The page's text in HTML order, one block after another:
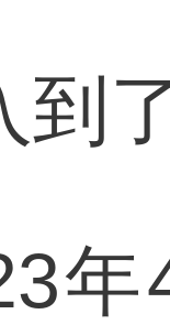
到
4